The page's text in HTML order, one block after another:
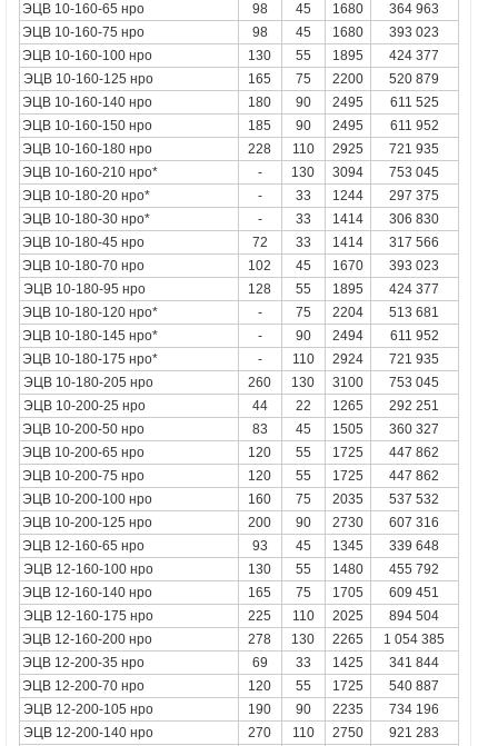
ЭЦВ 10-160-65 нро
98 45 1680
364 963
ЭЦВ 10-160-75 нро
98 45 1680
393 023
ЭЦВ 10-160-100 нро
130 55 1895
424 377
ЭЦВ 10-160-125 нро 165 75 2200
520 879
ЭЦВ 10-160-140 нро
180 90 2495
611 525
ЭЦВ 10-160-150 нро
185 90 2495
611 952
ЭЦВ 10-160-180 нро
228 110 2925
721 935
ЭЦВ 10-160-210 нро*
- 130 3094
753 045
ЭЦВ 10-180-20 нро*
- 33 1244
297 375
ЭЦВ 10-180-30 нро*
- 33 1414
306 830
ЭЦВ 10-180-45 нро
72 33 1414
317 566
ЭЦВ 10-180-70 нро
102 45 1670
393 023
ЭЦВ 10-180-95 нро 128 55 1895
424 377
ЭЦВ 10-180-120 нро*
- 75 2204
513 681
ЭЦВ 10-180-145 нро*
- 90 2494
611 952
ЭЦВ 10-180-175 нро*
- 110 2924
721 935
ЭЦВ 10-180-205 нро 260 130 3100
753 045
ЭЦВ 10-200-25 нро 44 22 1265
292 251
ЭЦВ 10-200-50 нро
83 45 1505
360 327
ЭЦВ 10-200-65 нро
120 55 1725
447 862
ЭЦВ 10-200-75 нро
120 55 1725
447 862
ЭЦВ 10-200-100 нро
160 75 2035
537 532
ЭЦВ 10-200-125 нро
200 90 2730
607 316
ЭЦВ 12-160-65 нро
93 45 1345
339 648
ЭЦВ 12-160-100нро 130 55 1480
455 792
ЭЦВ 12-160-140 нро
165 75 1705
609 451
ЭЦВ 12-160-175 нро 225 110 2025
894 504
ЭЦВ 12-160-200 нро
278 130 2265
1 054 385
ЭЦВ 12-200-35 нро
69 33 1425
341 844
ЭЦВ 12-200-70 нро
120 55 1725
540 887
ЭЦВ 12-200-105 нро 190 90 2235
734 196
ЭЦВ 12-200-140нро 270 110 2750
921 283